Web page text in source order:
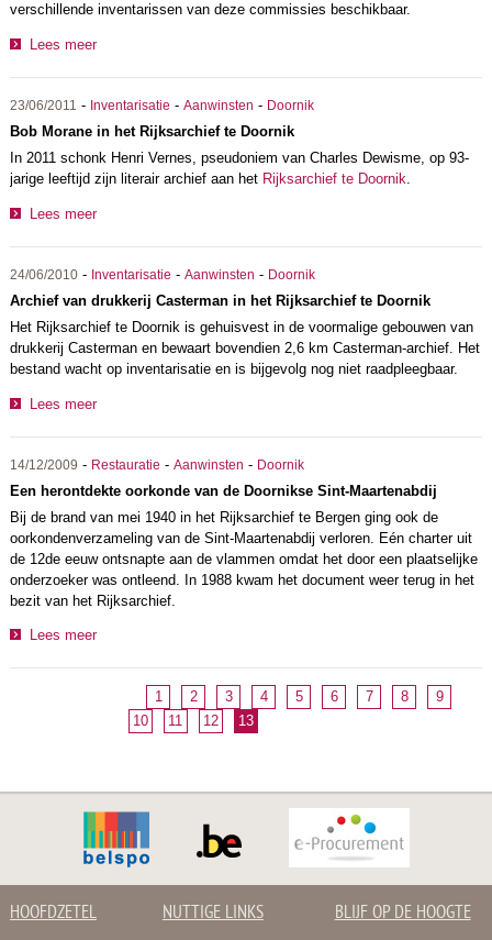
verschillende inventarissen van deze commissies beschikbaar.
Lees meer
23/06/2011 - Inventarisatie - Aanwinsten - Doornik
Bob Morane in het Rijksarchief te Doornik
In 2011 schonk Henri Vernes, pseudoniem van Charles Dewisme, op 93-
jarige leeftijd zijn literair archief aan het Rijksarchief te Doornik
Lees meer
24/06/2010- Inventarisatie - Aanwinsten - Doornik
Archief van drukkerij Casterman in het Rijksarchief te Doornik
Het Rijksarchief te Doornik is gehuisvest in de voormalige gebouwen van
drukkerij Casterman en bewaart bovendien 2,6 km Casterman-archief. Het
bestand wacht op inventarisatie en is bijgevolg nog niet raadpleegbaar.
Lees meer
14/12/2009 - Restauratie - Aanwinsten - Doornik
Een herontdekte oorkonde van de Doornikse Sint-Maartenabdij
Bij de brand van mei 1940 in het Rijksarchief te Bergen ging ook de
oorkondenverzameling van de Sint-Maartenabdij verloren. Eén charter uit
de 12de eeuw ontsnapte aan de vlammen omdat het door een plaatselijke
onderzoeker was ontleend. In 1988 kwam het document weer terug in het
bezit van het Rijksarchief.
Lees meer
1 2 3 4 5 6 7 8
9
10
11 12 13
HOOFDZETEL NUTTIGE LINKS BLIJF OP DE HOOGTE